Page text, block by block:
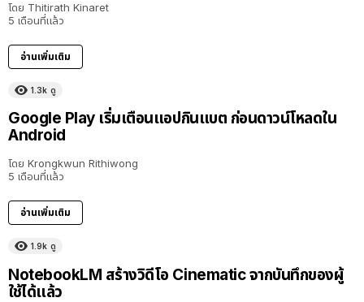
โดย Thitirath Kinaret
5 เดือนที่แล้ว
อ่านเพิ่มเติม
1.3k ดู
Google Play เริ่มเตือนแอปกินแบต ก่อนดาวน์โหลดใน
Android
โดย Krongkwun Rithiwong
5 เดือนที่แล้ว
อ่านเพิ่มเติม
1.9k ดู
NotebookLM สร้างวิดีโอ Cinematic จากบันทึกของผู้
ใช้ได้แล้ว